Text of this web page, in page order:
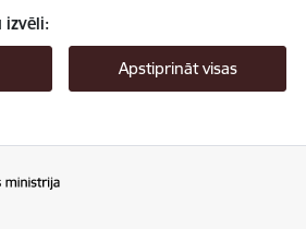
izvēli:
Apstiprināt visas